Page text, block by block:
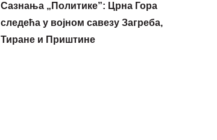
Сазнања „Политике”: Црна Гора
следећа у војном савезу Загреба,
Тиране и Приштине